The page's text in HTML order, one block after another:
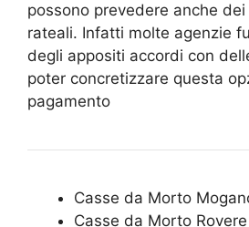
possono prevedere anche
rateali. Infatti molte agenzie
degli appositi accordi con
poter concretizzare questa
pagamento
Casse da Morto
Casse da Morto